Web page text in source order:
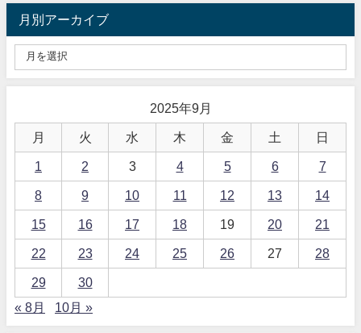
月別アーカイブ
2025年9月
月 火 水 木 金 土 日
1 2 3 4 5 6 7
8 9 10 11 12 13 14
15 16 17 18 19 20 21
22 23 24 25 26 27 28
29
30
« 8月
10月 »